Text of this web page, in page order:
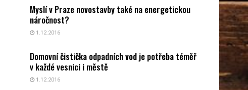
Myslí v Praze novostavby také na energetickou
náročnost?
1.12.2016
Domovní čistička odpadních vod je potřeba téměř
v každé vesnici i městě
1.12.2016